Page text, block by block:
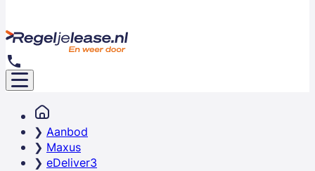
Aanbod
Maxus
eDeliver3